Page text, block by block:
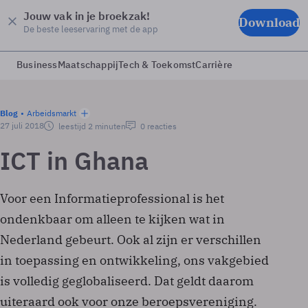
Jouw vak in je broekzak!
De beste leeservaring met de app Download
BusinessMaatschappijTech & ToekomstCarrière
Blog
Arbeidsmarkt
27 juli 2018
leestijd 2 minuten 0 reacties
ICT in Ghana
Voor een Informatieprofessional is het
ondenkbaar om alleen te kijken wat in
Nederland gebeurt. Ook al zijn er verschillen
in toepassing en ontwikkeling, ons vakgebied
is volledig geglobaliseerd. Dat geldt daarom
uiteraard ook voor onze beroepsvereniging.